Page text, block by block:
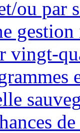
ou par
vingt-